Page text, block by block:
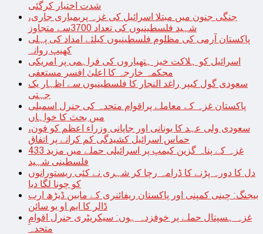
شدت اختیار کرگئی
جنگی جنون میں مبتلا اسرائیل کی غزہ پربمباری جاری،
شہید فلسطینیوں کی تعداد 3700سے متجاوز
پاکستان آرمی کی مظلوم فلسطینیوں کیلئے امداد کی پہلی
کھیپ روانہ
اسرائیل کو ہلاکت خیز ہتھیاروں کی فراہمی پر امریکی
محکمہ خارجہ کا اعلیٰ افسر مستعفی
سعودی گول کیپر راغد النجار کا فلسطینیوں سے اظہار یک
جہتی
پاکستان غزہ کے معاملے پراقوام متحدہ کی جنرل اسمبلی
میں بحث کا خواہاں
سعودی ولی عہد کا یونانی اور جاپانی وزراء اعظم کو فون،
حماس اسرائیل کشیدگی کم کرانے پر اتفاق
غزہ کے پناہ گزین کیمپ پر اسرائیلی حملے میں مزید 433
فلسطینی شہید
دل کا دورہ پڑنے کا ڈرامہ رچا کر شہری نے کئی ریستورانوں
کو چونا لگا دیا
بیجنگ: چینی کمپنی اور پاکستان ریفائنری کے مابین ڈیڑھ ارب
ڈالر کا ایم او یو سائن
غزہ ہسپتال حملے پر خوفزدہ ہوں: سیکریٹری جنرل اقوامِ
متحدہ